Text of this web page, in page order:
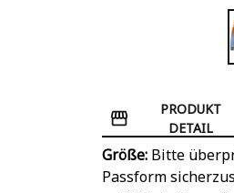
PRODUKT
DETAIL
Größe: Bitte
Passform